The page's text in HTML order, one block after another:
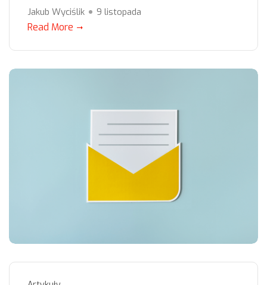
Jakub Wyciślik 9 listopada
Read More